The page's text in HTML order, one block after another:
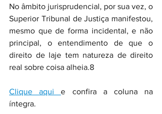
No âmbito jurisprudencial, por sua vez, o
Superior Tribunal de Justiça manifestou,
mesmo que de forma incidental, e não
principal, o entendimento de que o
direito de laje tem natureza de direito
real sobre coisa alheia.8
Clique aqui e confira a coluna na
íntegra.